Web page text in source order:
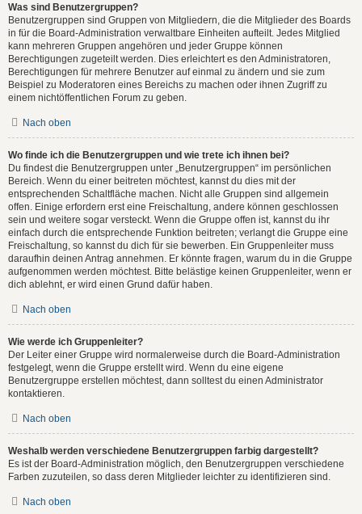
Was sind Benutzergruppen?
Benutzergruppen sind Gruppen von Mitgliedern, die die Mitglieder des Boards
in für die Board-Administration verwaltbare Einheiten aufteilt. Jedes Mitglied
kann mehreren Gruppen angehören und jeder Gruppe können
Berechtigungen zugeteilt werden. Dies erleichtert es den Administratoren,
Berechtigungen für mehrere Benutzer auf einmal zu ändern und sie zum
Beispiel zu Moderatoren eines Bereichs zu machen oder ihnen Zugriff zu
einem nichtöffentlichen Forum zu geben.
Nach oben
Wo finde ich die Benutzergruppen und wie trete ich ihnen bei?
Du findest die Benutzergruppen unter „Benutzergruppen“ im persönlichen
Bereich. Wenn du einer beitreten möchtest, kannst du dies mit der
entsprechenden Schaltfläche machen. Nicht alle Gruppen sind allgemein
offen. Einige erfordern erst eine Freischaltung, andere können geschlossen
sein und weitere sogar versteckt. Wenn die Gruppe offen ist, kannst du ihr
einfach durch die entsprechende Funktion beitreten; verlangt die Gruppe eine
Freischaltung, so kannst du dich für sie bewerben. Ein Gruppenleiter muss
daraufhin deinen Antrag annehmen. Er könnte fragen, warum du in die Gruppe
aufgenommen werden möchtest. Bitte belästige keinen Gruppenleiter, wenn er
dich ablehnt, er wird einen Grund dafür haben.
Nach oben
Wie werde ich Gruppenleiter?
Der Leiter einer Gruppe wird normalerweise durch die Board-Administration
festgelegt, wenn die Gruppe erstellt wird. Wenn du eine eigene
Benutzergruppe erstellen möchtest, dann solltest du einen Administrator
kontaktieren.
Nach oben
Weshalb werden verschiedene Benutzergruppen farbig dargestellt?
Es ist der Board-Administration möglich, den Benutzergruppen verschiedene
Farben zuzuteilen, so dass deren Mitglieder leichter zu identifizieren sind.
Nach oben